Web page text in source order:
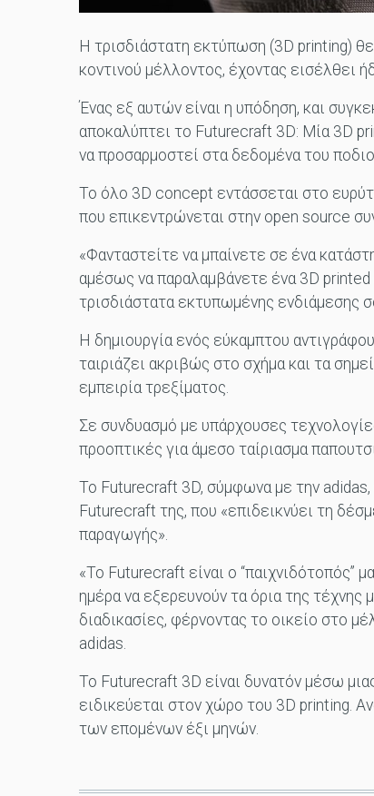
Η τρισδιάστατη εκτύπωση (3D printing)
κοντινού μέλλοντος, έχοντας εισέλθει
Ένας εξ αυτών είναι η υπόδηση, και
αποκαλύπτει το Futurecraft 3D: Μία 3D
να προσαρμοστεί στα δεδομένα του
Το όλο 3D concept εντάσσεται στο
που επικεντρώνεται στην open source
«Φανταστείτε να μπαίνετε σε ένα
αμέσως να παραλαμβάνετε ένα 3D printed
τρισδιάστατα εκτυπωμένης ενδιάμεσης
Η δημιουργία ενός εύκαμπτου
ταιριάζει ακριβώς στο σχήμα και τα
εμπειρία τρεξίματος.
Σε συνδυασμό με υπάρχουσες
προοπτικές για άμεσο ταίριασμα
Το Futurecraft 3D, σύμφωνα με την
Futurecraft της, που «επιδεικνύει τη
παραγωγής».
«To Futurecraft είναι ο “παιχνιδότοπός”
ημέρα να εξερευνούν τα όρια της τέχνης
διαδικασίες, φέρνοντας το οικείο στο
adidas.
Το Futurecraft 3D είναι δυνατόν μέσω
ειδικεύεται στον χώρο του 3D printing.
των επομένων έξι μηνών.